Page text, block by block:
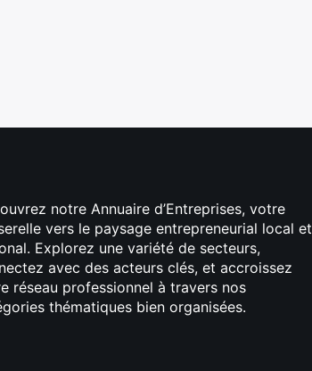
notre Annuaire d’Entreprises, votre
vers le paysage entrepreneurial local et
Explorez une variété de secteurs,
avec des acteurs clés, et accroissez
réseau professionnel à travers nos
thématiques bien organisées.